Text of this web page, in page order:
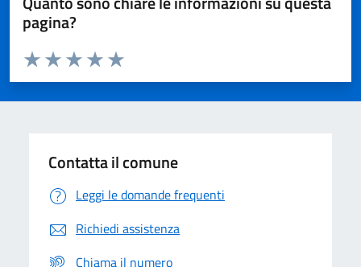
pagina?
Domanda
Valuta da 1 a 5 stelle la pagina
Valuta 5 stelle su 5
Valuta 4 stelle su 5
Valuta 3 stelle su 5
Valuta 2 stelle su 5
Valuta 1 stelle su 5
Contatta il comune
Leggi le domande frequenti
Richiedi assistenza
Chiama il numero